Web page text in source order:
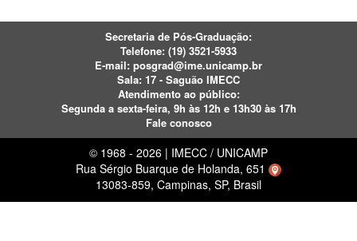
Secretaria de Pós-Graduação:
Telefone: (19) 3521-5933
E-mail: posgrad@ime.unicamp.br
Sala: 17 - Saguão IMECC
Atendimento ao público:
Segunda a sexta-feira, 9h às 12h e 13h30 às 17h
Fale conosco
© 1968 - 2026 | IMECC / UNICAMP
Rua Sérgio Buarque de Holanda, 651
13083-859, Campinas, SP, Brasil